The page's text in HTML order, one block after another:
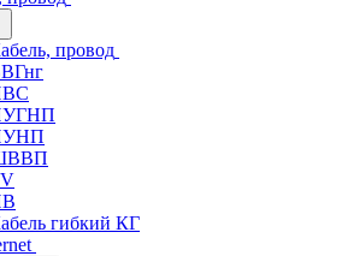
провод
гибкий КГ